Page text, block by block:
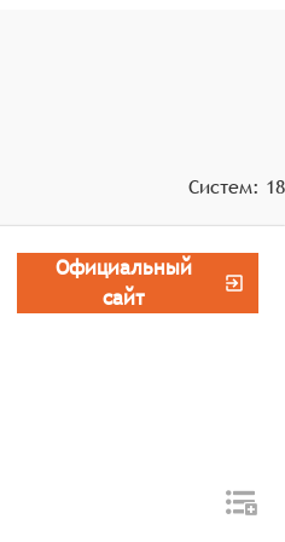
Систем: 18
Официальный
сайт